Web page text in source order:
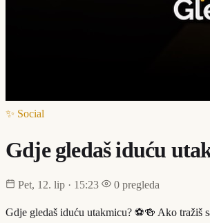
✨ Social
Gdje gledaš iduću
Pet, 12. lip · 15:23 0 pregleda
Gdje gledaš iduću utakmicu? ⚽️🍻 Ako tražiš